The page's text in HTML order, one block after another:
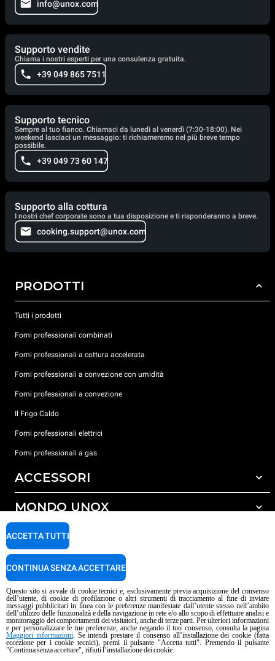
info@unox.com
Supporto vendite
Chiama i nostri esperti per una consulenza gratuita.
+39 049 865 7511
Supporto tecnico
Sempre al tuo fianco. Chiamaci da lunedì al venerdì (7:30-18:00). Nei
weekend lasciaci un messaggio: ti richiameremo nel più breve tempo
possibile.
+39 049 73 60 147
Supporto alla cottura
I nostri chef corporate sono a tua disposizione e ti risponderanno a breve.
cooking.support@unox.com
PRODOTTI
Tutti i prodotti
Forni professionali combinati
Forni professionali a cottura accelerata
Forni professionali a convezione con umidità
Forni professionali a convezione
Il Frigo Caldo
Forni professionali elettrici
Forni professionali a gas
ACCESSORI
Tutti gli accessori
Detergenti per lavaggio automatico
Detergenti per lavaggio manuale
Trattamento acqua con filtro a resine
MONDO UNOX
Le nostre sedi nel mondo
Carriere Unox
SUPPORTO
Garanzia Unox
Trova Centri Service
Copyright 2026 UNOX S.p.A. Tutti i diritti riservati. Reg. Imp. Padova n°
04230750285 - R.E.A. Padova 372835 - Cap. Soc. 5.000.000 € i.v - P.IVA /
C.F. 04230750285 - IT WEEE Reg. No. IT08020000000377
Informativa sui contenuti IA Privacy policy Cookie policy
Questo sito si avvale di cookie tecnici e, esclusivamente previa acquisizione del consenso
dell’utente, di cookie di profilazione o altri strumenti di tracciamento al fine di inviare
messaggi pubblicitari in linea con le preferenze manifestate dall’utente stesso nell’ambito
dell’utilizzo delle funzionalità e della navigazione in rete e/o allo scopo di effettuare analisi e
monitoraggio dei comportamenti dei visitatori, anche di terze parti. Per ulteriori informazioni
e per personalizzare le tue preferenze, anche negando il tuo consenso, consulta la pagina
Maggiori informazioni. Se intendi prestare il consenso all’installazione dei cookie (fatta
eccezione per i cookie tecnici), premi il pulsante "Accetta tutti". Premendo il pulsante
"Continua senza accettare", rifiuti l’installazione dei cookie.
ACCETTA TUTTI
CONTINUA SENZA ACCETTARE